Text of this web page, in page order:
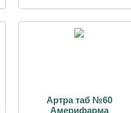
Артра таб №60
Америфарма